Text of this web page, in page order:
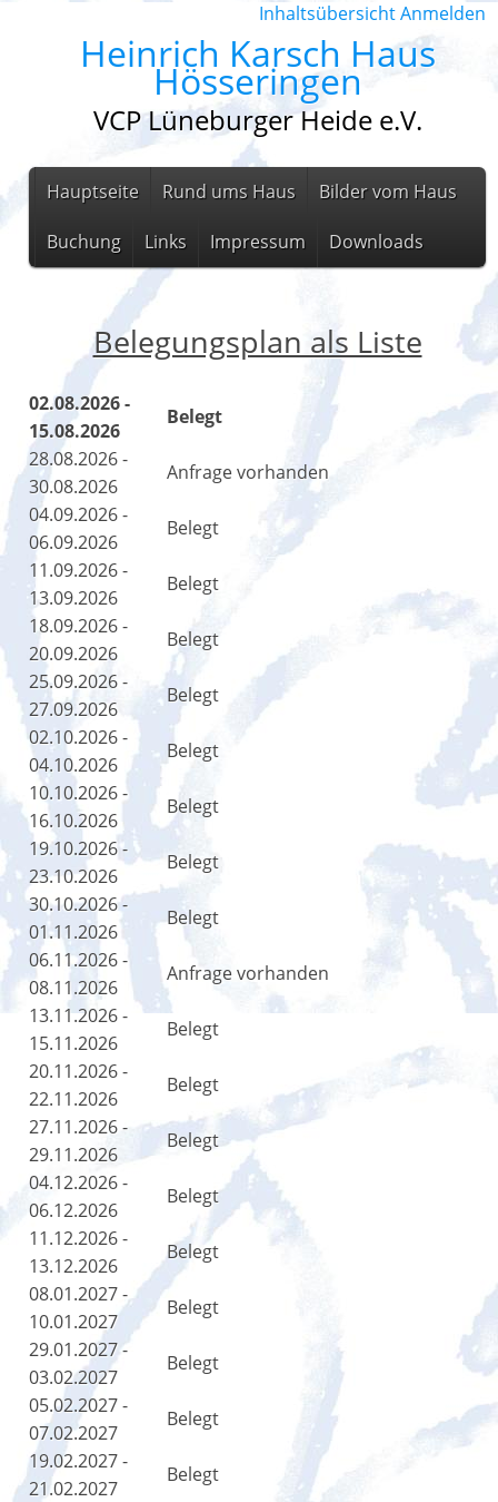
InhaltsübersichtAnmelden
Heinrich Karsch Haus
Hösseringen
VCP Lüneburger Heide e.V.
Hauptseite Rund ums Haus Bilder vom Haus
Buchung Links Impressum Downloads
Belegungsplan als Liste
02.08.2026 -
15.08.2026
Belegt
28.08.2026 -
30.08.2026
Anfrage vorhanden
04.09.2026 -
06.09.2026
Belegt
11.09.2026 -
13.09.2026
Belegt
18.09.2026 -
20.09.2026
Belegt
25.09.2026 -
27.09.2026
Belegt
02.10.2026 -
04.10.2026
Belegt
10.10.2026 -
16.10.2026
Belegt
19.10.2026 -
23.10.2026
Belegt
30.10.2026 -
01.11.2026
Belegt
06.11.2026 -
08.11.2026
Anfrage vorhanden
13.11.2026 -
15.11.2026
Belegt
20.11.2026 -
22.11.2026
Belegt
27.11.2026 -
29.11.2026
Belegt
04.12.2026 -
06.12.2026
Belegt
11.12.2026 -
13.12.2026
Belegt
08.01.2027 -
10.01.2027
Belegt
29.01.2027 -
03.02.2027
Belegt
05.02.2027 -
07.02.2027
Belegt
19.02.2027 -
21.02.2027
Belegt